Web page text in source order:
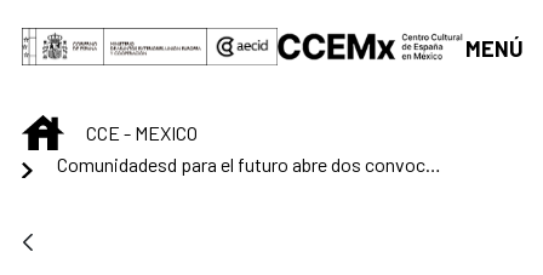
Saltar al contenido principal
MENÚ
INICIOCCE - MEXICO
Comunidadesd para el futuro abre dos convocatorias para personas jóvenes relacionadas con las artes escénicas Iberoamericanas